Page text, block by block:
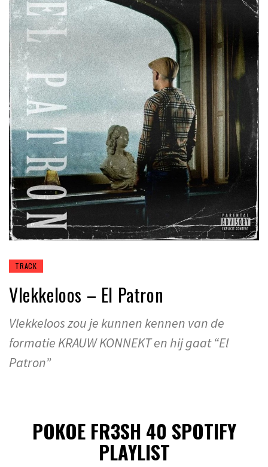
TRACK
Vlekkeloos – El Patron
Vlekkeloos zou je kunnen kennen van de
formatie KRAUW KONNEKT en hij gaat “El
Patron”
POKOE FR3SH 40 SPOTIFY
PLAYLIST